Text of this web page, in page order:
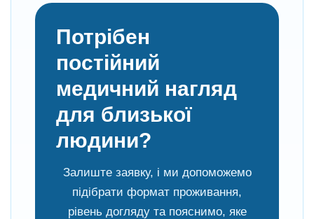
Потрібен
постійний
медичний нагляд
для близької
людини?
Залиште заявку, і ми допоможемо
підібрати формат проживання,
рівень догляду та пояснимо, яке